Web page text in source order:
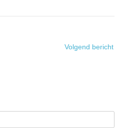
Volgend bericht